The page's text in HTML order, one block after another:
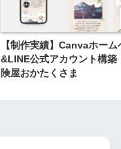
【制作実績】Canvaホー
&LINE公式アカウント構築
険屋おかたくさま